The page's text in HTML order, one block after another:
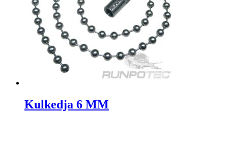
Kulkedja 6 MM